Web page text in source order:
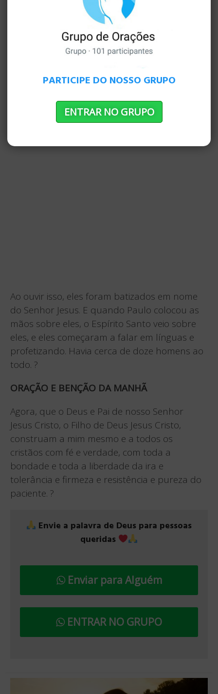
arrependimento, dizendo ao povo para
acreditar naquele que estava para vir após
ele, isto é, Jesus ”.
Ao ouvir isso, eles foram batizados em nome
do Senhor Jesus. E quando Paulo colocou as
mãos sobre eles, o Espírito Santo veio sobre
eles, e eles começaram a falar em línguas e
profetizando. Havia cerca de doze homens ao
todo. ?
ORAÇÃO E BENÇÃO DA MANHÃ
Agora, que o Deus e Pai de nosso Senhor
Jesus Cristo, o Filho de Deus Jesus Cristo,
construam a mim mesmo e a todos os
cristãos com fé e verdade, com toda a
bondade e toda a liberdade da ira e
tolerância e firmeza e resistência e pureza do
paciente. ?
PARTICIPE DO NOSSO GRUPO
ENTRAR NO GRUPO
Envie a palavra de Deus para pessoas
queridas
Enviar para Alguém
ENTRAR NO GRUPO